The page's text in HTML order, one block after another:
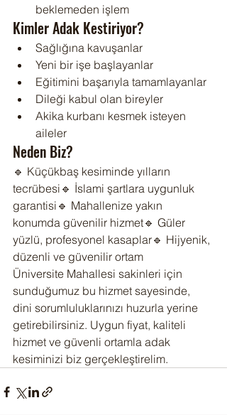
beklemeden işlem
Kimler Adak Kestiriyor?
Sağlığına kavuşanlar
Yeni bir işe başlayanlar
Eğitimini başarıyla tamamlayanlar
Dileği kabul olan bireyler
Akika kurbanı kesmek isteyen
aileler
Neden Biz?
🔹 Küçükbaş kesiminde yılların
tecrübesi🔹 İslami şartlara uygunluk
garantisi🔹 Mahallenize yakın
konumda güvenilir hizmet🔹 Güler
yüzlü, profesyonel kasaplar🔹 Hijyenik,
düzenli ve güvenilir ortam
Üniversite Mahallesi sakinleri için
sunduğumuz bu hizmet sayesinde,
dini sorumluluklarınızı huzurla yerine
getirebilirsiniz. Uygun fiyat, kaliteli
hizmet ve güvenli ortamla adak
kesiminizi biz gerçekleştirelim.